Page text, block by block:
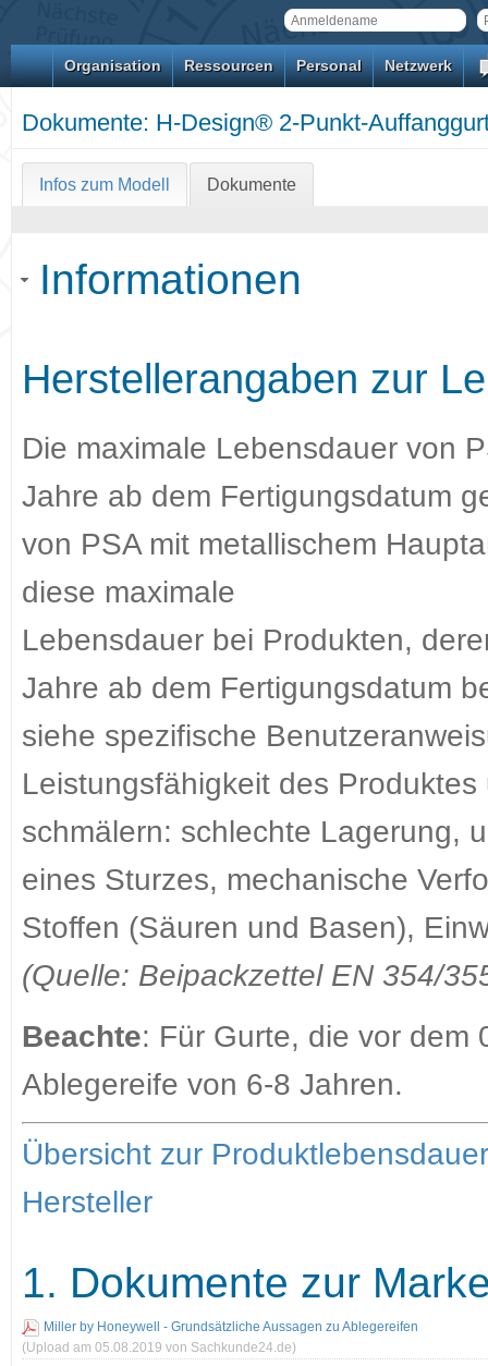
Organisation Ressourcen Personal Netzwerk
Dokumente: H-Design® 2-Punkt-
Infos zum Modell Dokumente
Informationen
Herstellerangaben zur
Die maximale Lebensdauer von
Jahre ab dem Fertigungsdatum
von PSA mit metallischem
diese maximale
Lebensdauer bei Produkten,
Jahre ab dem Fertigungsdatum
siehe spezifische
Leistungsfähigkeit des
schmälern: schlechte Lagerung,
eines Sturzes, mechanische
Stoffen (Säuren und Basen),
(Quelle: Beipackzettel EN 354/
Beachte: Für Gurte, die vor dem
Ablegereife von 6-8 Jahren.
Übersicht zur
Hersteller
1. Dokumente zur
Miller by Honeywell - Grundsätzliche Aussagen zu Ablegereifen
(Upload am 05.08.2019 von Sachkunde24.de)